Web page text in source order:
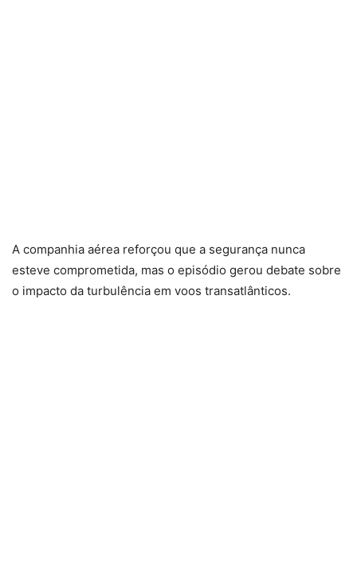
A companhia aérea reforçou que a segurança nunca
esteve comprometida, mas o episódio gerou debate sobre
o impacto da turbulência em voos transatlânticos.